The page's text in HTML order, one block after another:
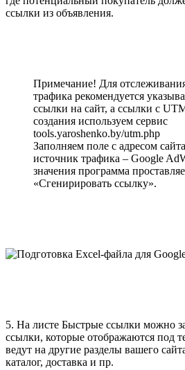
ссылки из объявления.
Примечание! Для
трафика рекомендуется
ссылки на сайт, а ссылки с
создания используем сервис
tools.yaroshenko.by/utm.php
Заполняем поле с адресом
источник трафика – Google
значения программа
«Сгенирировать ссылку».
5. На листе Быстрые ссылки можно
ссылки, которые отображаются под
ведут на другие разделы вашего
каталог, доставка и пр.